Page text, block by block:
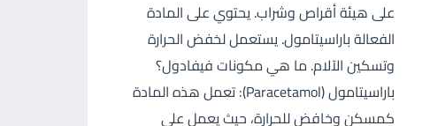
على هيئة أقراص وشراب. يحتوي على المادة
الفعالة باراسيتامول. يستعمل لخفض الحرارة
وتسكين الآلام. ما هي مكونات فيفادول؟
باراسيتامول (Paracetamol): تعمل هذه المادة
كمسكن وخافض للحرارة، حيث يعمل على